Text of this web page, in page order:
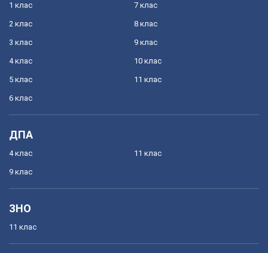
1 клас
2 клас
3 клас
4 клас
5 клас
6 клас
7 клас
8 клас
9 клас
10 клас
11 клас
ДПА
4 клас
9 клас
11 клас
ЗНО
11 клас